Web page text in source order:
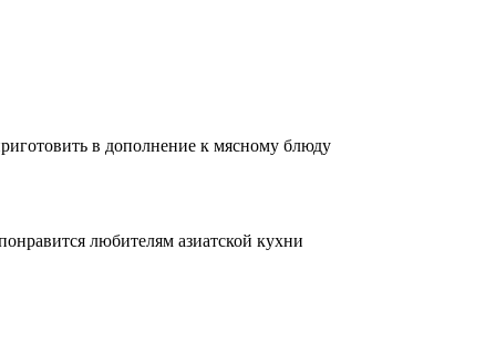
в дополнение к мясному блюду
любителям азиатской кухни